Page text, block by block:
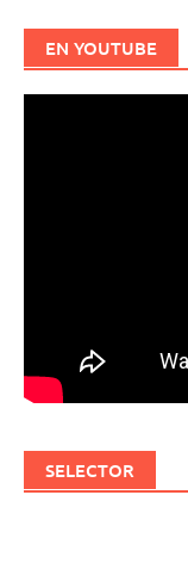
EN YOUTUBE
SELECTOR